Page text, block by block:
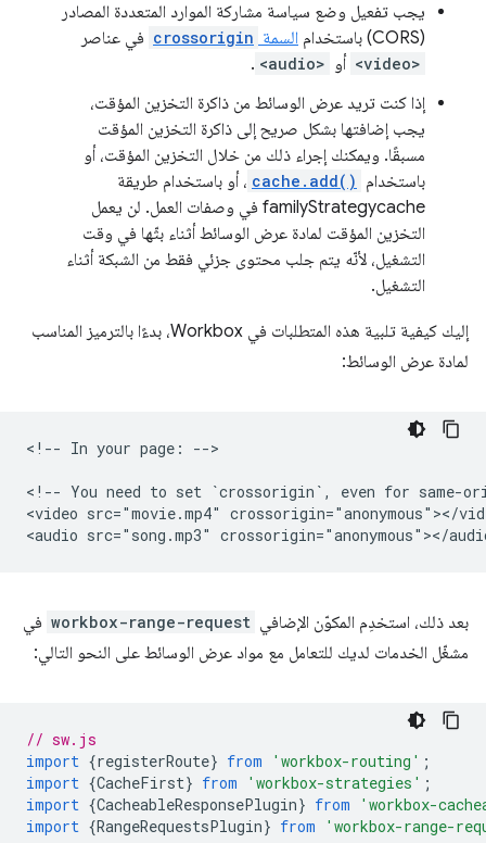
يجب تفعيل وضع سياسة مشاركة الموارد المتعددة المصادر
(CORS) باستخدام
السمة crossorigin في عناصر
<video> أو <audio>
.
إذا كنت تريد عرض الوسائط من ذاكرة التخزين المؤقت،
يجب إضافتها بشكل صريح إلى ذاكرة التخزين المؤقت
مسبقًا. ويمكنك إجراء ذلك من خلال التخزين المؤقت، أو
باستخدام cache.add() ، أو باستخدام طريقة
familyStrategycache في وصفات العمل. لن يعمل
التخزين المؤقت لمادة عرض الوسائط أثناء بثّها في وقت
التشغيل، لأنّه يتم جلب محتوى جزئي فقط من الشبكة أثناء
التشغيل.
إليك كيفية تلبية هذه المتطلبات في Workbox، بدءًا بالترميز المناسب
لمادة عرض الوسائط:
<!-- In your page: -->
<!-- You need to set `crossorigin`, even for same-
<video src="movie.mp4" crossorigin="anonymous"></
بعد ذلك، استخدِم المكوّن الإضافي workbox-range-request في
مشغّل الخدمات لديك للتعامل مع مواد عرض الوسائط على النحو التالي:
// sw.js
import {registerRoute} from 'workbox-routing' ;
import {CacheFirst} from 'workbox-strategies' ;
import {CacheableResponsePlugin} from
'workbox-
import {RangeRequestsPlugin} from 'workbox-range-